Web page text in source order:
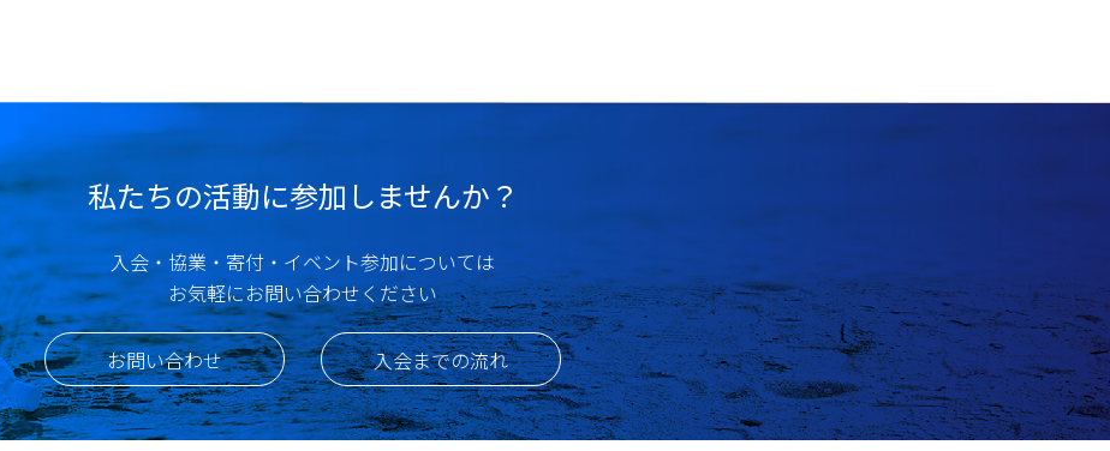
私たちの活動に参加しませんか？
入会・協業・寄付・イベント参加については
お気軽にお問い合わせください
お問い合わせ 入会までの流れ